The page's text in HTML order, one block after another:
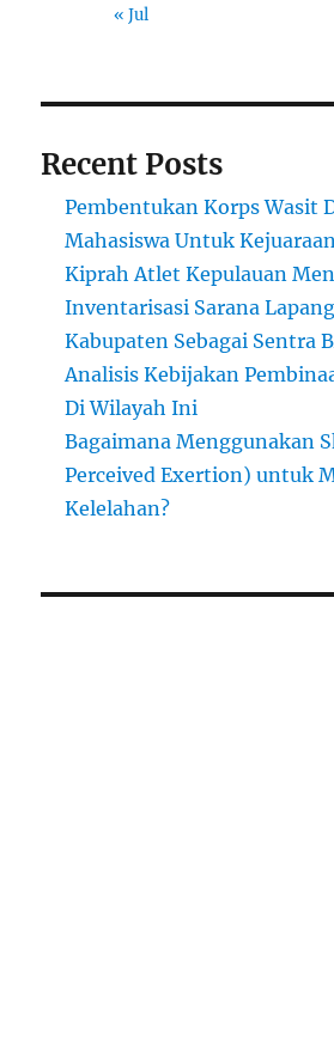
« Jul
Recent Posts
Pembentukan Korps Wasit
Mahasiswa Untuk
Kiprah Atlet Kepulauan
Inventarisasi Sarana
Kabupaten Sebagai Sentra
Analisis Kebijakan
Di Wilayah Ini
Bagaimana Menggunakan
Perceived Exertion) untuk
Kelelahan?